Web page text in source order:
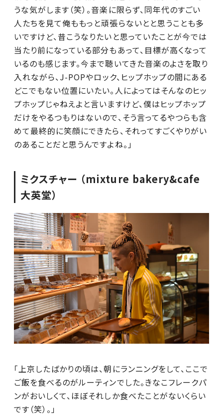
うな気がします（笑）。音楽に限らず、同年代のすごい
人たちを見て俺ももっと頑張らないとと思うことも多
いですけど、昔こうなりたいと思っていたことが今では
当たり前になっている部分もあって、目標が高くなって
いるのも感じます。今まで聴いてきた音楽のよさを取り
入れながら、J-POPやロック、ヒップホップの間にある
どこでもない位置にいたい。人によってはそんなのヒッ
プホップじゃねえよと言いますけど、僕はヒップホップ
だけをやるつもりはないので、そう言ってるやつらも含
めて最終的に笑顔にできたら、それってすごくやりがい
のあることだと思うんですよね。」
ミクスチャー （mixture bakery&cafe
大英堂）
「上京したばかりの頃は、朝にランニングをして、ここで
ご飯を食べるのがルーティンでした。きなこフレークパ
ンがおいしくて、ほぼそれしか食べたことがないくらい
です（笑）。」